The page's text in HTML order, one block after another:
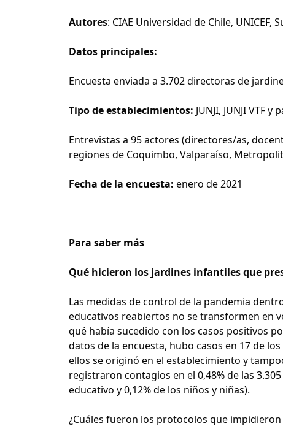
Autores: CIAE Universidad de Chile, UNICEF,
Datos principales:
Encuesta enviada a 3.702 directoras de
Tipo de establecimientos: JUNJI, JUNJI VTF
Entrevistas a 95 actores (directores/as,
regiones de Coquimbo, Valparaíso,
Fecha de la encuesta: enero de 2021
Para saber más
Qué hicieron los jardines infantiles que
Las medidas de control de la pandemia
educativos reabiertos no se transformen en
qué había sucedido con los casos positivos
datos de la encuesta, hubo casos en 17 de
ellos se originó en el establecimiento y
registraron contagios en el 0,48% de las
educativo y 0,12% de los niños y niñas).
¿Cuáles fueron los protocolos que